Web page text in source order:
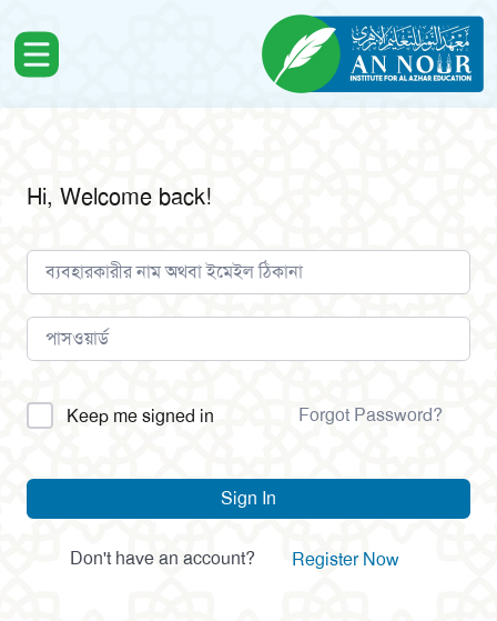
Hi, Welcome back!
Alternative:
Keep me signed in Forgot Password?
Sign In
Don't have an account? Register Now